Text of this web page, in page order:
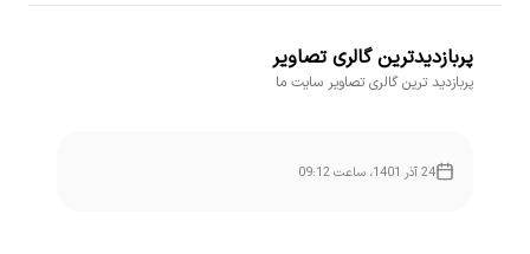
پربازدیدترین گالری تصاویر
پربازدید ترین گالری تصاویر سایت ما
24 آذر 1401، ساعت 09:12